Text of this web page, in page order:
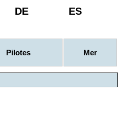
DE ES
Pilotes Mer